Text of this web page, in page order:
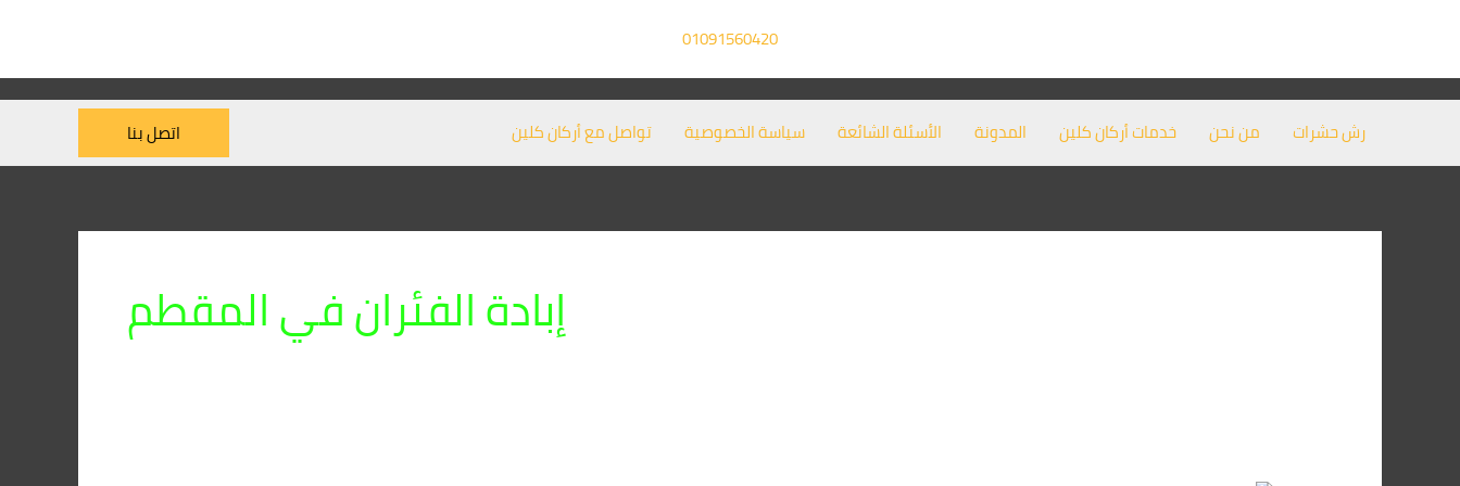
01091560420
رش حشرات من نحن خدمات أركان كلين المدونة الأسئلة الشائعة سياسة الخصوصية تواصل مع أركان كلين اتصل بنا
إبادة الفئران في المقطم